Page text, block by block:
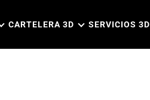
CARTELERA 3D SERVICIOS 3D